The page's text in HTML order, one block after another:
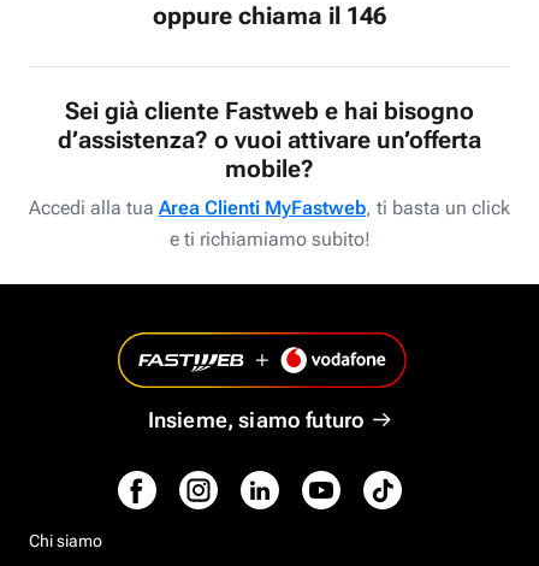
oppure chiama il 146
Sei già cliente Fastweb e hai bisogno
d’assistenza? o vuoi attivare un’offerta
mobile?
Accedi alla tua Area Clienti MyFastweb, ti basta un click
e ti richiamiamo subito!
Insieme, siamo futuro
Chi siamo